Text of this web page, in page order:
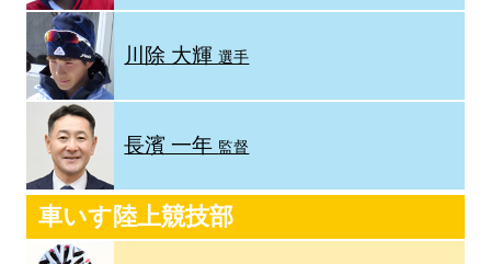
川除 大輝選手
長濱 一年 監督
車いす陸上競技部